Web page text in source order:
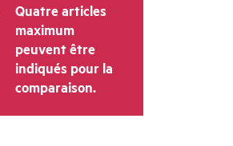
Quatre articles
maximum
peuvent être
indiqués pour la
comparaison.
commerciale